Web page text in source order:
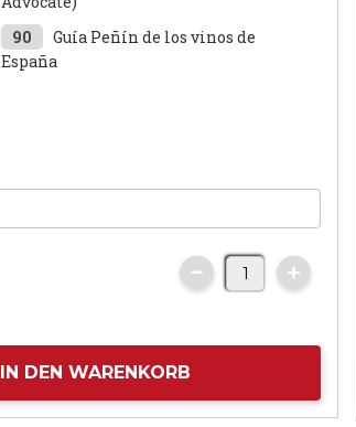
90
Guía Peñín de los vinos de
España
IN DEN WARENKORB